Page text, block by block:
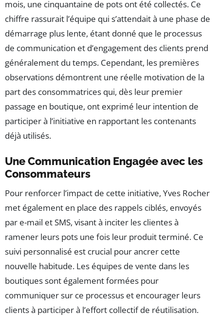
mois, une cinquantaine de pots ont été collectés. Ce
chiffre rassurait l’équipe qui s’attendait à une phase de
démarrage plus lente, étant donné que le processus
de communication et d’engagement des clients prend
généralement du temps. Cependant, les premières
observations démontrent une réelle motivation de la
part des consommatrices qui, dès leur premier
passage en boutique, ont exprimé leur intention de
participer à l’initiative en rapportant les contenants
déjà utilisés.
Une Communication Engagée avec les
Consommateurs
Pour renforcer l’impact de cette initiative, Yves Rocher
met également en place des rappels ciblés, envoyés
par e-mail et SMS, visant à inciter les clientes à
ramener leurs pots une fois leur produit terminé. Ce
suivi personnalisé est crucial pour ancrer cette
nouvelle habitude. Les équipes de vente dans les
boutiques sont également formées pour
communiquer sur ce processus et encourager leurs
clients à participer à l’effort collectif de réutilisation.